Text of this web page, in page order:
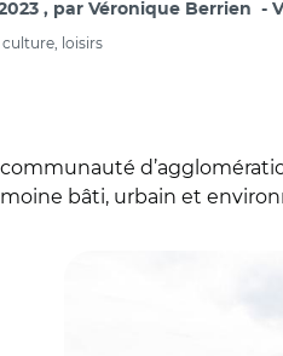
par Véronique Berrien
loisirs
bâti, urbain et